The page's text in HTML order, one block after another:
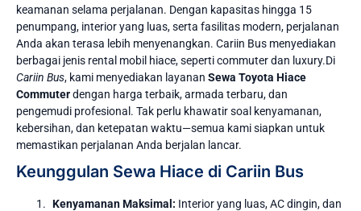
keamanan selama perjalanan. Dengan kapasitas hingga 15
penumpang, interior yang luas, serta fasilitas modern, perjalanan
Anda akan terasa lebih menyenangkan. Cariin Bus menyediakan
berbagai jenis rental mobil hiace, seperti commuter dan luxury.Di
Cariin Bus, kami menyediakan layanan Sewa Toyota Hiace
Commuterdengan harga terbaik, armada terbaru, dan
pengemudi profesional. Tak perlu khawatir soal kenyamanan,
kebersihan, dan ketepatan waktu—semua kami siapkan untuk
memastikan perjalanan Anda berjalan lancar.
Keunggulan Sewa Hiace di Cariin Bus
Kenyamanan Maksimal: Interior yang luas, AC dingin, dan